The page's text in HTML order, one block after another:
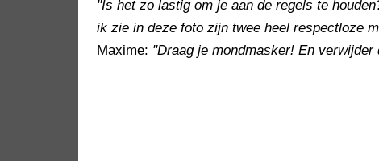
"Is het zo lastig om je aan de regels te
ik zie in deze foto zijn twee heel respectloze
Maxime: "Draag je mondmasker! En verwijder